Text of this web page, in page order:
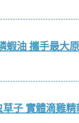
蝦油 攜手最大
子 實體滴雞